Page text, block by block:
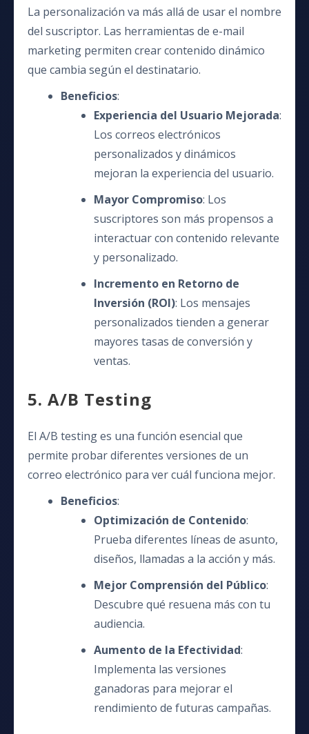
La personalización va más allá de usar el nombre
del suscriptor. Las herramientas de e-mail
marketing permiten crear contenido dinámico
que cambia según el destinatario.
Beneficios:
Experiencia del Usuario Mejorada:
Los correos electrónicos
personalizados y dinámicos
mejoran la experiencia del usuario.
Mayor Compromiso: Los
suscriptores son más propensos a
interactuar con contenido relevante
y personalizado.
Incremento en Retorno de
Inversión (ROI): Los mensajes
personalizados tienden a generar
mayores tasas de conversión y
ventas.
5. A/B Testing
El A/B testing es una función esencial que
permite probar diferentes versiones de un
correo electrónico para ver cuál funciona mejor.
Beneficios:
Optimización de Contenido:
Prueba diferentes líneas de asunto,
diseños, llamadas a la acción y más.
Mejor Comprensión del Público:
Descubre qué resuena más con tu
audiencia.
Aumento de la Efectividad:
Implementa las versiones
ganadoras para mejorar el
rendimiento de futuras campañas.